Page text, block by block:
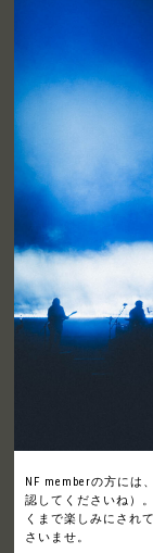
NF memberの方には
認してくださいね）
くまで楽しみにされ
さいませ。